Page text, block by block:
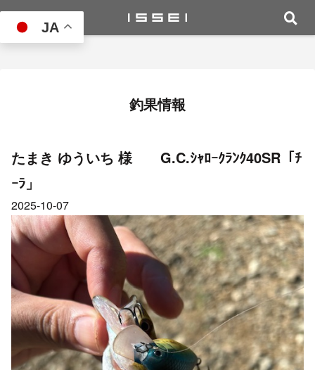
JA
釣果情報
たまき ゆういち 様 G.C.ｼｬﾛｰｸﾗﾝｸ40SR「ﾁ
ｰﾗ」
2025-10-07